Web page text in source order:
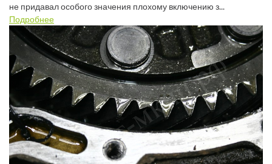
не придавал особого значения плохому включению з...
Подробнее